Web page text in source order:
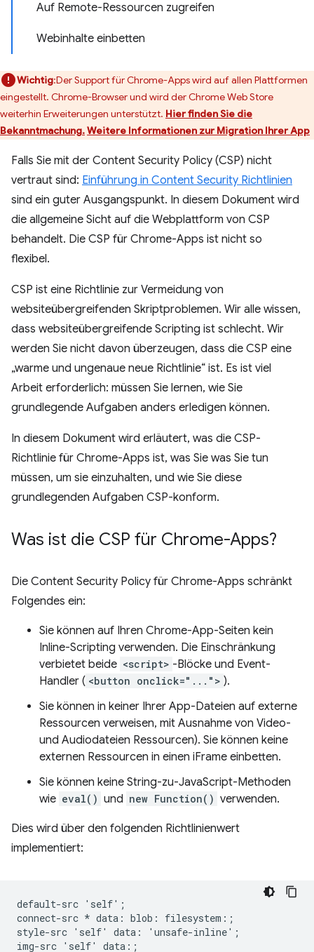
Auf Remote-Ressourcen zugreifen
Webinhalte einbetten
Wichtig:Der Support für Chrome-Apps wird auf allen Plattformen
eingestellt. Chrome-Browser und wird der Chrome Web Store
weiterhin Erweiterungen unterstützt. Hier finden Sie die
Bekanntmachung.Weitere Informationen zur Migration Ihrer App
Falls Sie mit der Content Security Policy (CSP) nicht
vertraut sind: Einführung in Content Security Richtlinien
sind ein guter Ausgangspunkt. In diesem Dokument wird
die allgemeine Sicht auf die Webplattform von CSP
behandelt. Die CSP für Chrome-Apps ist nicht so
flexibel.
CSP ist eine Richtlinie zur Vermeidung von
websiteübergreifenden Skriptproblemen. Wir alle wissen,
dass websiteübergreifende Scripting ist schlecht. Wir
werden Sie nicht davon überzeugen, dass die CSP eine
„warme und ungenaue neue Richtlinie“ ist. Es ist viel
Arbeit erforderlich: müssen Sie lernen, wie Sie
grundlegende Aufgaben anders erledigen können.
In diesem Dokument wird erläutert, was die CSP-
Richtlinie für Chrome-Apps ist, was Sie was Sie tun
müssen, um sie einzuhalten, und wie Sie diese
grundlegenden Aufgaben CSP-konform.
Was ist die CSP für Chrome-Apps?
Die Content Security Policy für Chrome-Apps schränkt
Folgendes ein:
Sie können auf Ihren Chrome-App-Seiten kein
Inline-Scripting verwenden. Die Einschränkung
verbietet beide <script> -Blöcke und Event-
Handler ( <button onclick="..."> ).
Sie können in keiner Ihrer App-Dateien auf externe
Ressourcen verweisen, mit Ausnahme von Video-
und Audiodateien Ressourcen). Sie können keine
externen Ressourcen in einen iFrame einbetten.
Sie können keine String-zu-JavaScript-Methoden
wie eval() und new Function() verwenden.
Dies wird über den folgenden Richtlinienwert
implementiert:
default-src 'self';
connect-src * data: blob: filesystem:;
style-src 'self' data: 'unsafe-inline';
img-src 'self' data:;